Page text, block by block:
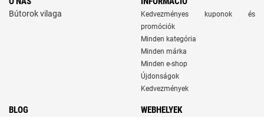
Bútorok vilaga
Kedvezményes kuponok és
promóciók
Minden kategória
Minden márka
Minden e-shop
Újdonságok
Kedvezmények
BLOG WEBHELYEK